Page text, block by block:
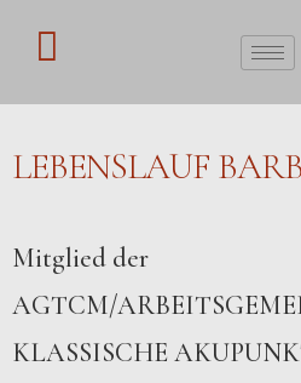
LEBENSLAUF
Mitglied der
AGTCM/
KLASSISCHE